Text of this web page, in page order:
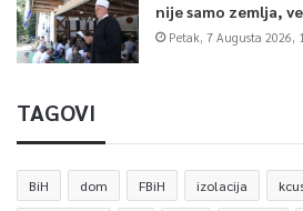
nije samo zemlja,
Petak, 7 Augusta 2026,
TAGOVI
BiH dom FBiH izolacija